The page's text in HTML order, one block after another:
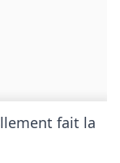
fait la